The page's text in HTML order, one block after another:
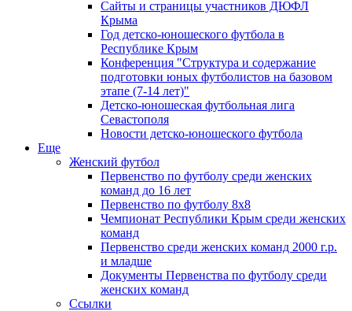
Сайты и страницы участников ДЮФЛ
Крыма
Год детско-юношеского футбола в
Республике Крым
Конференция "Структура и содержание
подготовки юных футболистов на базовом
этапе (7-14 лет)"
Детско-юношеская футбольная лига
Севастополя
Новости детско-юношеского футбола
Еще
Женский футбол
Первенство по футболу среди женских
команд до 16 лет
Первенство по футболу 8х8
Чемпионат Республики Крым среди женских
команд
Первенство среди женских команд 2000 г.р.
и младше
Документы Первенства по футболу среди
женских команд
Ссылки